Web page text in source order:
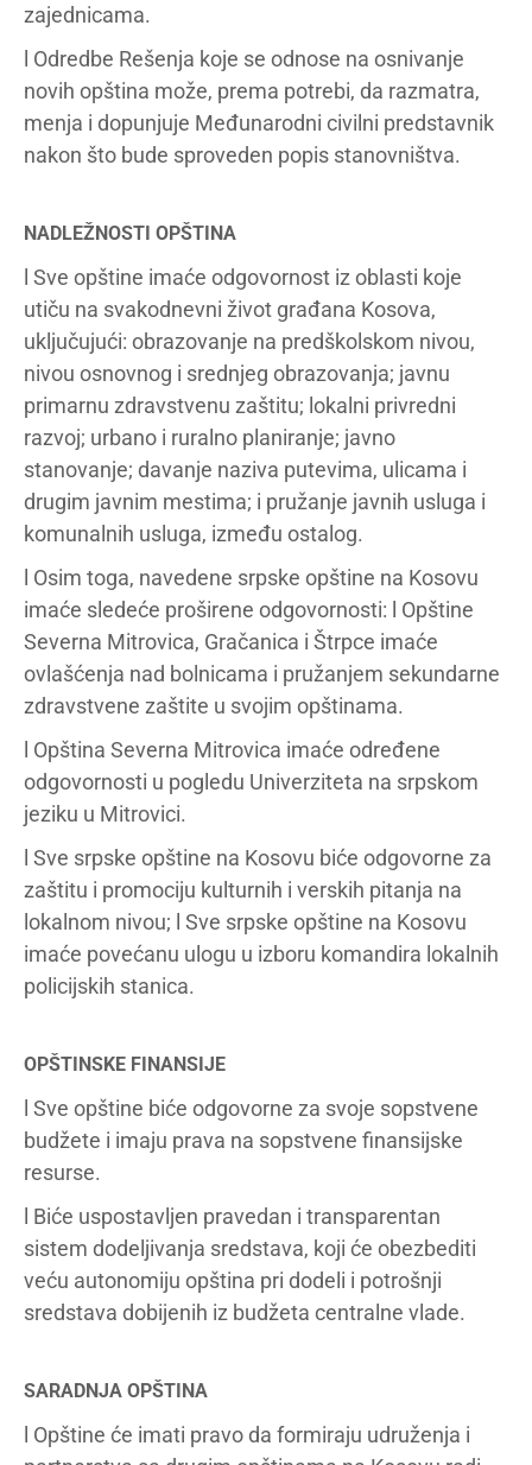
zajednicama.
l Odredbe Rešenja koje se odnose na osnivanje
novih opština može, prema potrebi, da razmatra,
menja i dopunjuje Međunarodni civilni predstavnik
nakon što bude sproveden popis stanovništva.
NADLEŽNOSTI OPŠTINA
l Sve opštine imaće odgovornost iz oblasti koje
utiču na svakodnevni život građana Kosova,
uključujući: obrazovanje na predškolskom nivou,
nivou osnovnog i srednjeg obrazovanja; javnu
primarnu zdravstvenu zaštitu; lokalni privredni
razvoj; urbano i ruralno planiranje; javno
stanovanje; davanje naziva putevima, ulicama i
drugim javnim mestima; i pružanje javnih usluga i
komunalnih usluga, između ostalog.
l Osim toga, navedene srpske opštine na Kosovu
imaće sledeće proširene odgovornosti: l Opštine
Severna Mitrovica, Gračanica i Štrpce imaće
ovlašćenja nad bolnicama i pružanjem sekundarne
zdravstvene zaštite u svojim opštinama.
l Opština Severna Mitrovica imaće određene
odgovornosti u pogledu Univerziteta na srpskom
jeziku u Mitrovici.
l Sve srpske opštine na Kosovu biće odgovorne za
zaštitu i promociju kulturnih i verskih pitanja na
lokalnom nivou; l Sve srpske opštine na Kosovu
imaće povećanu ulogu u izboru komandira lokalnih
policijskih stanica.
OPŠTINSKE FINANSIJE
l Sve opštine biće odgovorne za svoje sopstvene
budžete i imaju prava na sopstvene finansijske
resurse.
l Biće uspostavljen pravedan i transparentan
sistem dodeljivanja sredstava, koji će obezbediti
veću autonomiju opština pri dodeli i potrošnji
sredstava dobijenih iz budžeta centralne vlade.
SARADNJA OPŠTINA
l Opštine će imati pravo da formiraju udruženja i